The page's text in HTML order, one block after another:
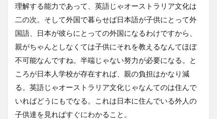
理解する能力であって、英語じゃオーストラリア文化は
二の次。そして外国で暮らせば日本語が子供にとって外
国語、日本が彼らにとっての外国になるわけですから、
親がちゃんとしなくては子供にそれを教えるなんてほぼ
不可能なんですね。半端じゃない努力が必要になる。と
ころが日本人学校が存在すれば、親の負担はかなり減
る。英語じゃオーストラリア文化じゃなんてのは住んで
いればどうにもでなる。これは日本に住んでいる外人の
子供達を見ればすぐにわかること。